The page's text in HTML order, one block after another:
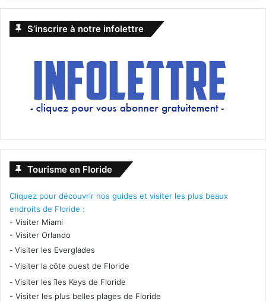
S’inscrire à notre infolettre
Tourisme en Floride
Cliquez pour découvrir nos guides et visiter les plus beaux
endroits de Floride :
- Visiter Miami
- Visiter Orlando
- Visiter les Everglades
- Visiter la côte ouest de Floride
- Visiter les îles Keys de Floride
- Visiter les plus belles plages de Floride